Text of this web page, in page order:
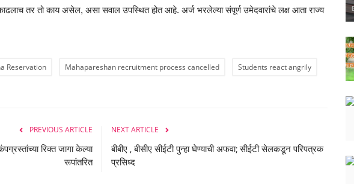
काढलाच तर तो काय असेल, असा सवाल उपस्थित होत आहे. अर्ज भरलेल्या संपूर्ण उमेदवारांचे लक्ष आता राज्य
Reservation Mahapareshan recruitment process cancelled Students react angrily
PREVIOUS ARTICLE
रिक्त जागा केल्या
रूपांतरित
NEXT ARTICLE
बीबीए , बीसीए सीईटी पुन्‍हा घेण्याची अफवा; सीईटी सेलकडून परिपत्रक
प्रसिध्द